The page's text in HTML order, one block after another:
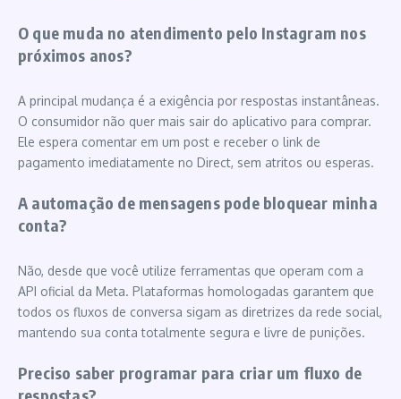
O que muda no atendimento pelo Instagram nos
próximos anos?
A principal mudança é a exigência por respostas instantâneas.
O consumidor não quer mais sair do aplicativo para comprar.
Ele espera comentar em um post e receber o link de
pagamento imediatamente no Direct, sem atritos ou esperas.
A automação de mensagens pode bloquear minha
conta?
Não, desde que você utilize ferramentas que operam com a
API oficial da Meta. Plataformas homologadas garantem que
todos os fluxos de conversa sigam as diretrizes da rede social,
mantendo sua conta totalmente segura e livre de punições.
Preciso saber programar para criar um fluxo de
respostas?